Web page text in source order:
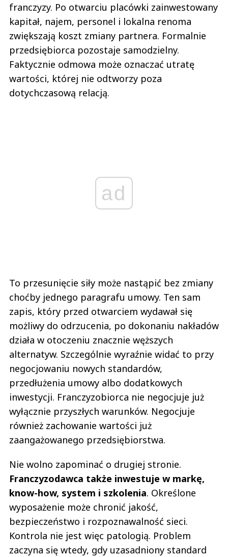
franczyzy. Po otwarciu placówki zainwestowany
kapitał, najem, personel i lokalna renoma
zwiększają koszt zmiany partnera. Formalnie
przedsiębiorca pozostaje samodzielny.
Faktycznie odmowa może oznaczać utratę
wartości, której nie odtworzy poza
dotychczasową relacją.
ad
To przesunięcie siły może nastąpić bez zmiany
choćby jednego paragrafu umowy. Ten sam
zapis, który przed otwarciem wydawał się
możliwy do odrzucenia, po dokonaniu nakładów
działa w otoczeniu znacznie węższych
alternatyw. Szczególnie wyraźnie widać to przy
negocjowaniu nowych standardów,
przedłużenia umowy albo dodatkowych
inwestycji. Franczyzobiorca nie negocjuje już
wyłącznie przyszłych warunków. Negocjuje
również zachowanie wartości już
zaangażowanego przedsiębiorstwa.
Nie wolno zapominać o drugiej stronie.
Franczyzodawca także inwestuje w markę,
know-how, system i szkolenia. Określone
wyposażenie może chronić jakość,
bezpieczeństwo i rozpoznawalność sieci.
Kontrola nie jest więc patologią. Problem
zaczyna się wtedy, gdy uzasadniony standard